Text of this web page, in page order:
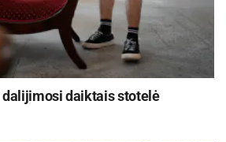
daiktais stotelė